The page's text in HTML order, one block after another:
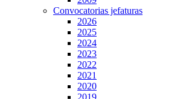
Convocatorias jefaturas
2026
2025
2024
2023
2022
2021
2020